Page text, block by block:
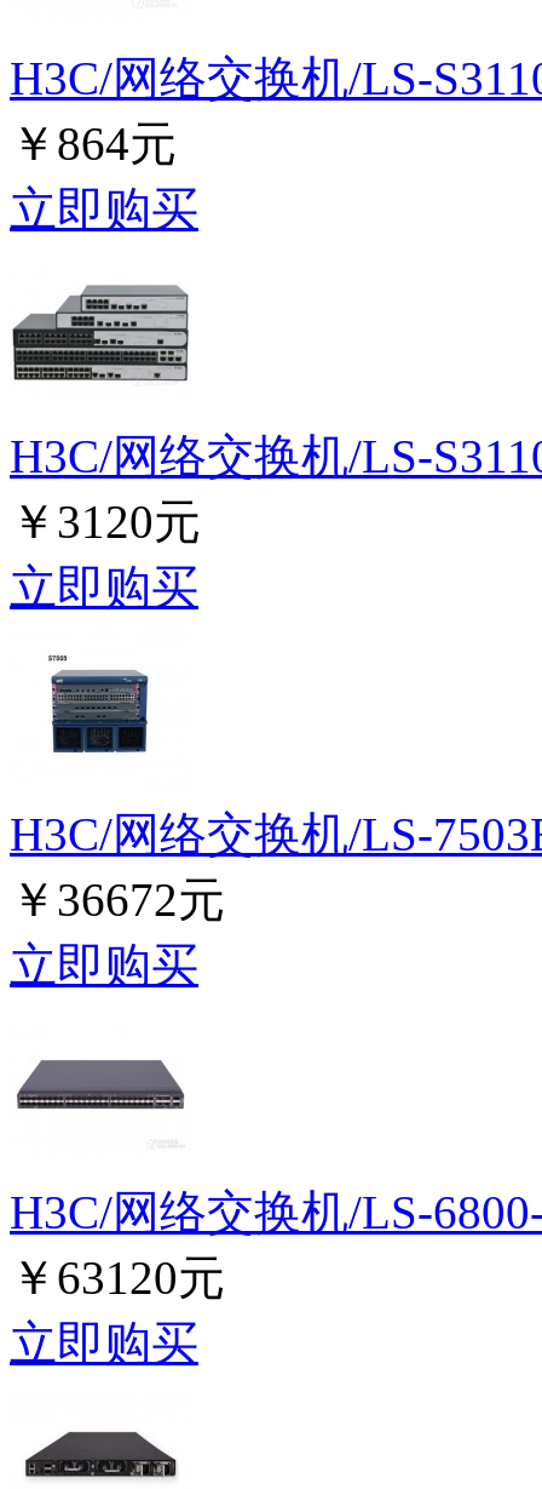
H3C/网络交换机/LS-
￥864元
立即购买
H3C/网络交换机/LS-
￥3120元
立即购买
H3C/网络交换机/LS-
￥36672元
立即购买
H3C/网络交换机/LS-
￥63120元
立即购买